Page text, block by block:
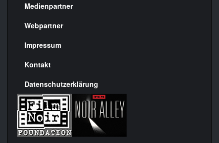
Menülinks
rechte
Seite
Medienpartner
Webpartner
Impressum
Kontakt
Datenschutzerklärung